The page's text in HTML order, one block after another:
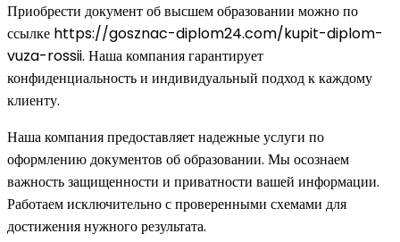
Приобрести документ об высшем образовании можно по
ссылке https://gosznac-diplom24.com/kupit-diplom-
vuza-rossii. Наша компания гарантирует
конфиденциальность и индивидуальный подход к каждому
клиенту.
Наша компания предоставляет надежные услуги по
оформлению документов об образовании. Мы осознаем
важность защищенности и приватности вашей информации.
Работаем исключительно с проверенными схемами для
достижения нужного результата.